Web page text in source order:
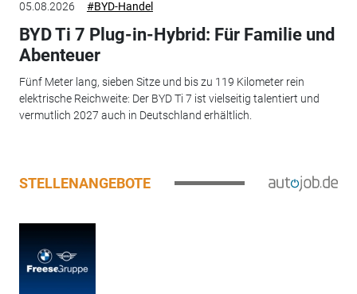
05.08.2026 #BYD-Handel
BYD Ti 7 Plug-in-Hybrid: Für Familie und
Abenteuer
Fünf Meter lang, sieben Sitze und bis zu 119 Kilometer rein
elektrische Reichweite: Der BYD Ti 7 ist vielseitig talentiert und
vermutlich 2027 auch in Deutschland erhältlich.
STELLENANGEBOTE